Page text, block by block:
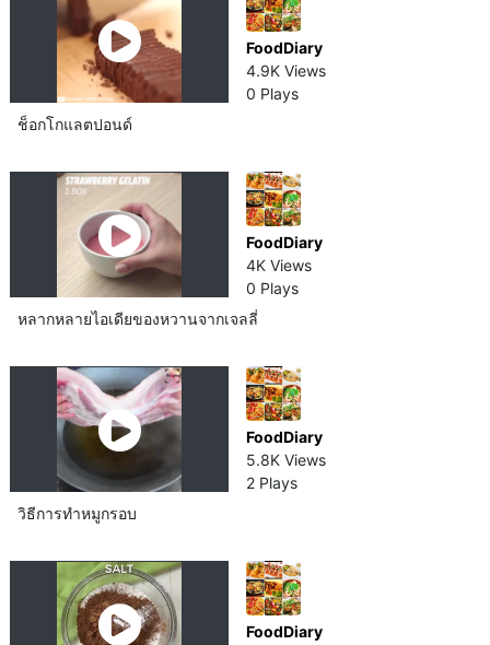
FoodDiary
4.9K Views
0 Plays
ช็อกโกแลต​ปอนด์​
FoodDiary
4K Views
0 Plays
หลากหลายไอเดียของหวานจากเจลลี่
FoodDiary
5.8K Views
2 Plays
วิธีการทำหมู​กรอบ
FoodDiary